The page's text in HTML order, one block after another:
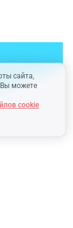
сайта,
Вы можете
cookie